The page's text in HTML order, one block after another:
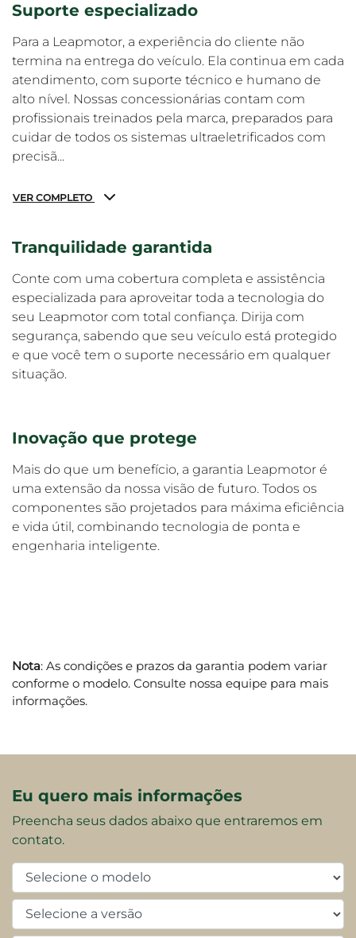
Suporte especializado
Para a Leapmotor, a experiência do cliente não
termina na entrega do veículo. Ela continua em cada
atendimento, com suporte técnico e humano de
alto nível. Nossas concessionárias contam com
profissionais treinados pela marca, preparados para
cuidar de todos os sistemas ultraeletrificados com
precisã...
VER COMPLETO
Tranquilidade garantida
Conte com uma cobertura completa e assistência
especializada para aproveitar toda a tecnologia do
seu Leapmotor com total confiança. Dirija com
segurança, sabendo que seu veículo está protegido
e que você tem o suporte necessário em qualquer
situação.
Inovação que protege
Mais do que um benefício, a garantia Leapmotor é
uma extensão da nossa visão de futuro. Todos os
componentes são projetados para máxima eficiência
e vida útil, combinando tecnologia de ponta e
engenharia inteligente.
Nota: As condições e prazos da garantia podem variar
conforme o modelo. Consulte nossa equipe para mais
informações.
Eu quero mais informações
Preencha seus dados abaixo que entraremos em
contato.